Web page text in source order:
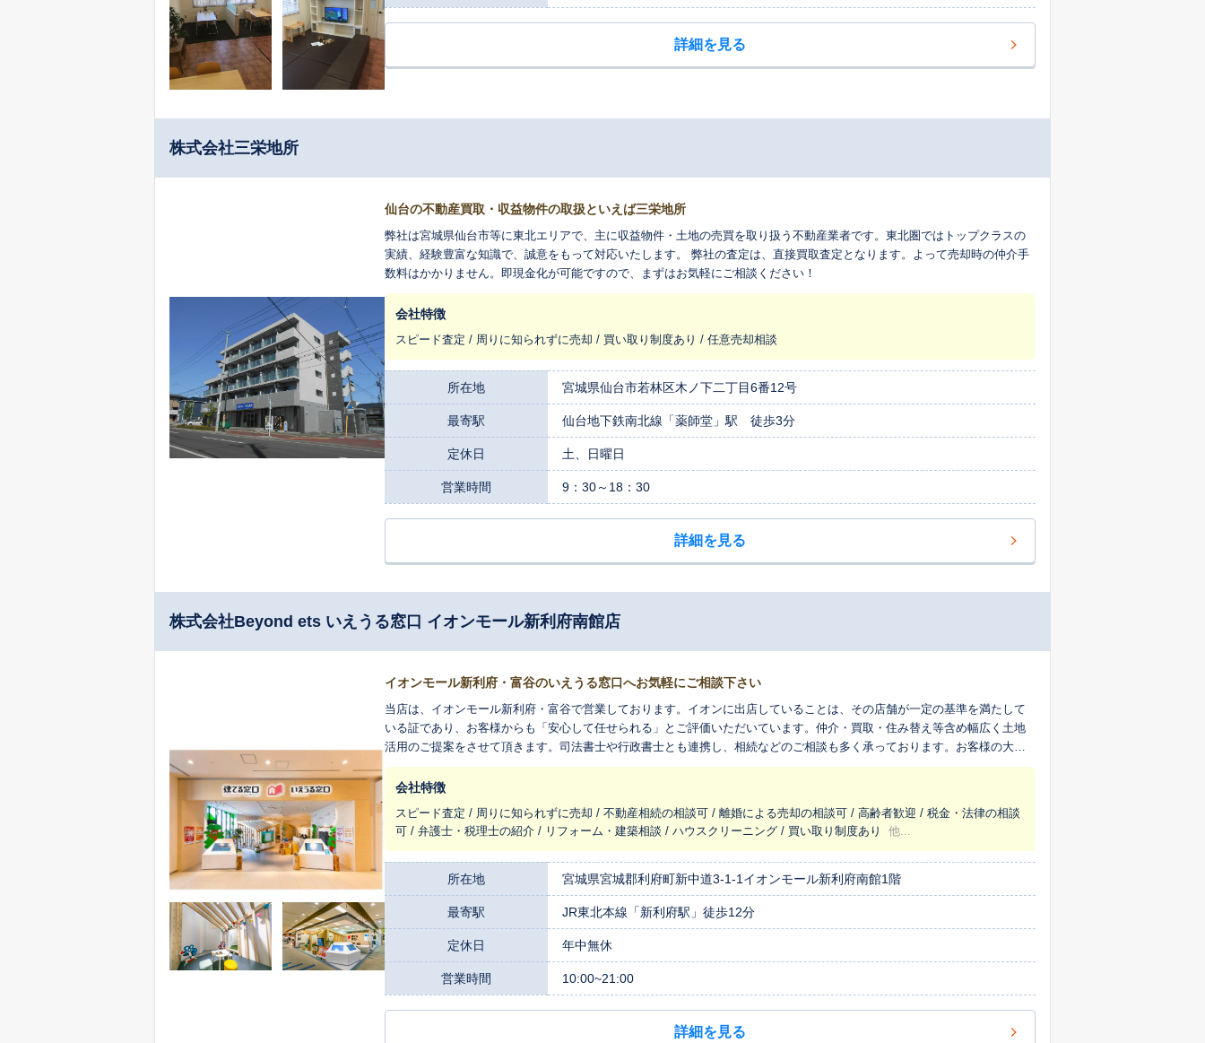
詳細を見る
株式会社三栄地所
仙台の不動産買取・収益物件の取扱といえば三栄地所
弊社は宮城県仙台市等に東北エリアで、主に収益物件・土地の売買を取り扱う不動産業者です。東北圏ではトップクラスの
実績、経験豊富な知識で、誠意をもって対応いたします。 弊社の査定は、直接買取査定となります。よって売却時の仲介手
数料はかかりません。即現金化が可能ですので、まずはお気軽にご相談ください！
会社特徴
スピード査定 / 周りに知られずに売却 / 買い取り制度あり / 任意売却相談
所在地 宮城県仙台市若林区木ノ下二丁目6番12号
最寄駅 仙台地下鉄南北線「薬師堂」駅 徒歩3分
定休日 土、日曜日
営業時間 9：30～18：30
詳細を見る
株式会社Beyond ets いえうる窓口 イオンモール新利府南館店
イオンモール新利府・富谷のいえうる窓口へお気軽にご相談下さい
当店は、イオンモール新利府・富谷で営業しております。イオンに出店していることは、その店舗が一定の基準を満たして
いる証であり、お客様からも「安心して任せられる」とご評価いただいています。仲介・買取・住み替え等含め幅広く土地
活用のご提案をさせて頂きます。司法書士や行政書士とも連携し、相続などのご相談も多く承っております。お客様の大切
な不動産を預かる身として、誠心誠意寄り添ってサポートさせて頂きます。ご家族様とのお買い物ついで等にでも、是非お
気軽にお立ち寄り下さいませ。
会社特徴
スピード査定 / 周りに知られずに売却 / 不動産相続の相談可 / 離婚による売却の相談可 / 高齢者歓迎 / 税金・法律の相談
可 / 弁護士・税理士の紹介 / リフォーム・建築相談 / ハウスクリーニング / 買い取り制度あり
他...
所在地 宮城県宮城郡利府町新中道3-1-1イオンモール新利府南館1階
最寄駅 JR東北本線「新利府駅」徒歩12分
定休日 年中無休
営業時間 10:00~21:00
詳細を見る